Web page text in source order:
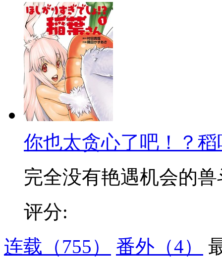
你也太贪心了吧！？
完全没有艳遇机会的兽
评分:
连载 （755） 番外 （4）